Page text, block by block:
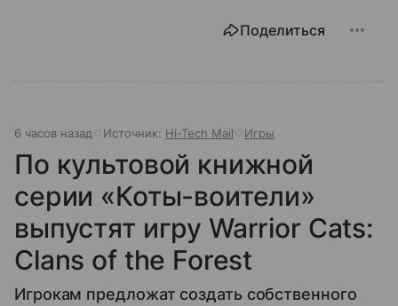
Поделиться
6 часов назад Источник: Hi-Tech Mail Игры
По культовой книжной
серии «Коты-воители»
выпустят игру Warrior Cats:
Clans of the Forest
Игрокам предложат создать собственного